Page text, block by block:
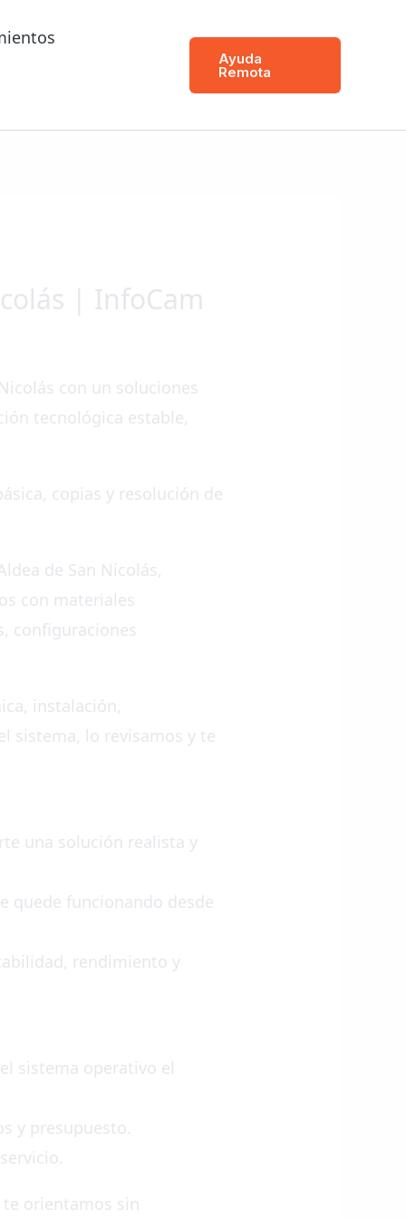
Ayuda
Remota
| InfoCam
con un soluciones
tecnológica estable,
copias y resolución de
de San Nicolás,
con materiales
configuraciones
instalación,
sistema, lo revisamos y te
una solución realista y
quede funcionando desde
rendimiento y
sistema operativo el
y presupuesto.
orientamos sin